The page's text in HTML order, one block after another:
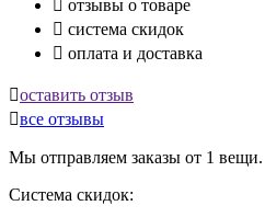
 отзывы о товаре
 система скидок
 оплата и доставка
оставить отзыв
все отзывы
Мы отправляем заказы от 1 вещи.
Система скидок: